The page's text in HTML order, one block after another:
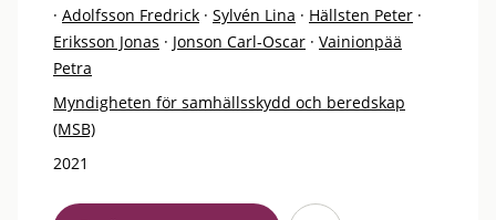
· Adolfsson Fredrick · Sylvén Lina · Hällsten Peter ·
Eriksson Jonas · Jonson Carl-Oscar · Vainionpää
Petra
Myndigheten för samhällsskydd och beredskap
(MSB)
2021